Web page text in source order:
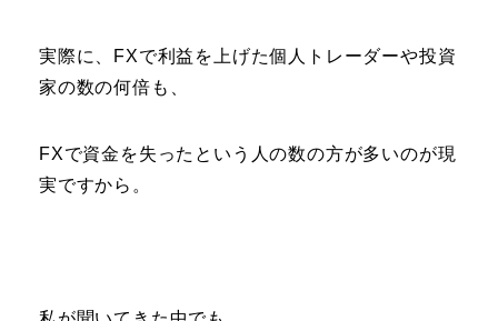
実際に、FXで利益を上げた個人トレーダーや投資
家の数の何倍も、
FXで資金を失ったという人の数の方が多いのが現
実ですから。